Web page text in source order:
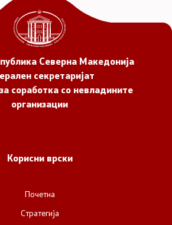
Северна Македонија
секретаријат
соработка со невладините
организации
Корисни врски
Почетна
Стратегија